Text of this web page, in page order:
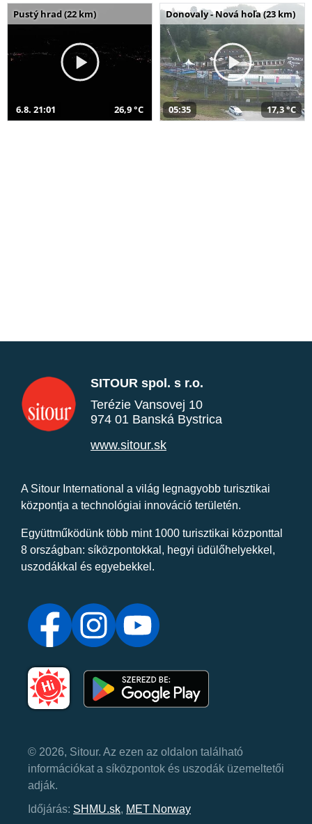
Pustý hrad (22 km)
6.8. 21:01 26,9 °C
Donovaly - Nová hoľa (23 km)
05:35 17,3 °C
SITOUR spol. s r.o.
Terézie Vansovej 10
974 01 Banská Bystrica
www.sitour.sk
A Sitour International a világ legnagyobb turisztikai
központja a technológiai innováció területén.
Együttműködünk több mint 1000 turisztikai központtal
8 országban: síközpontokkal, hegyi üdülőhelyekkel,
uszodákkal és egyebekkel.
© 2026, Sitour. Az ezen az oldalon található
információkat a síközpontok és uszodák üzemeltetői
adják.
Időjárás: SHMU.sk, MET Norway